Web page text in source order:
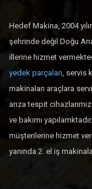
Hedef Makina, 2004
şehrinde değil Doğu
illerine hizmet
yedek parçaları, servis
makinaları araçlara
arıza tespit
ve bakımı
müşterilerine hizmet
yanında 2. el iş